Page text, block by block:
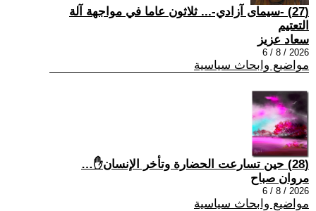
(27) -سيمای آزادي-... ثلاثون عاما في مواجهة آلة
التعتيم
سعاد عزيز
2026 / 8 / 6
مواضيع وابحاث سياسية
(28) حين تسارعت الحضارة وتأخر الإنسان✋…
مروان صباح
2026 / 8 / 6
مواضيع وابحاث سياسية